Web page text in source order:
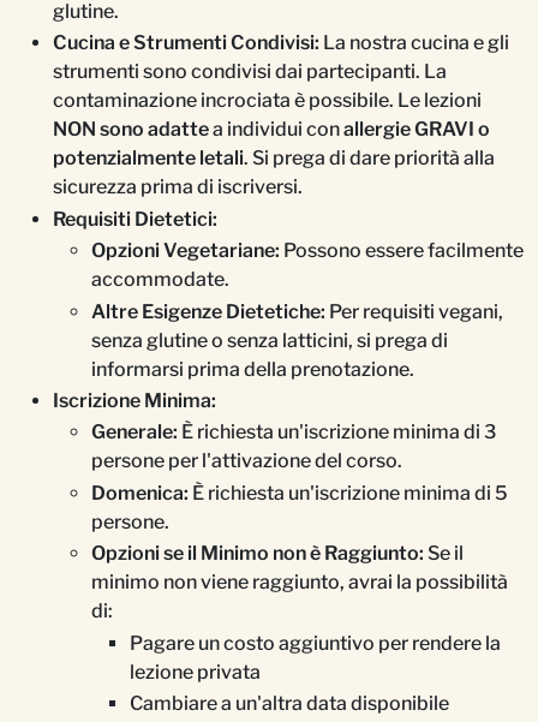
glutine.
Cucina e Strumenti Condivisi: La nostra cucina e gli
strumenti sono condivisi dai partecipanti. La
contaminazione incrociata è possibile. Le lezioni
NON sono adattea individui conallergie GRAVI o
potenzialmente letali. Si prega di dare priorità alla
sicurezza prima di iscriversi.
Requisiti Dietetici:
Opzioni Vegetariane: Possono essere facilmente
accommodate.
Altre Esigenze Dietetiche: Per requisiti vegani,
senza glutine o senza latticini, si prega di
informarsi prima della prenotazione.
Iscrizione Minima:
Generale: È richiesta un'iscrizione minima di 3
persone per l'attivazione del corso.
Domenica: È richiesta un'iscrizione minima di 5
persone.
Opzioni se il Minimo non è Raggiunto: Se il
minimo non viene raggiunto, avrai la possibilità
di:
Pagare un costo aggiuntivo per rendere la
lezione privata
Cambiare a un'altra data disponibile